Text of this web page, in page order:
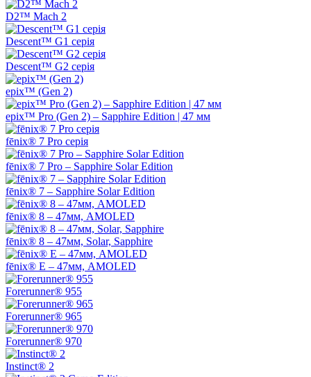
D2™ Mach 2
Descent™ G1 серія
Descent™ G2 серія
epix™ (Gen 2)
epix™ Pro (Gen 2) – Sapphire Edition | 47 мм
fēnix® 7 Pro серія
fēnix® 7 Pro – Sapphire Solar Edition
fēnix® 7 – Sapphire Solar Edition
fēnix® 8 – 47мм, AMOLED
fēnix® 8 – 47мм, Solar, Sapphire
fēnix® E – 47мм, AMOLED
Forerunner® 955
Forerunner® 965
Forerunner® 970
Instinct® 2